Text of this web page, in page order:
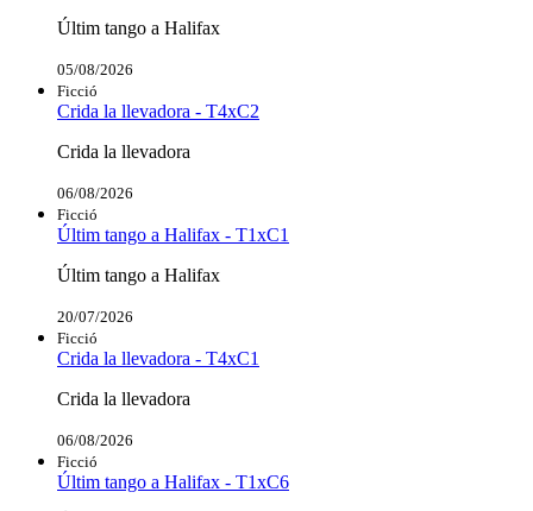
Últim tango a Halifax
05/08/2026
Ficció
Crida la llevadora - T4xC2
Crida la llevadora
06/08/2026
Ficció
Últim tango a Halifax - T1xC1
Últim tango a Halifax
20/07/2026
Ficció
Crida la llevadora - T4xC1
Crida la llevadora
06/08/2026
Ficció
Últim tango a Halifax - T1xC6